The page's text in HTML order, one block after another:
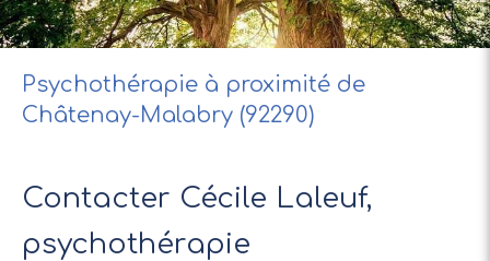
Psychothérapie à proximité de
Châtenay-Malabry (92290)
Contacter Cécile Laleuf,
psychothérapie